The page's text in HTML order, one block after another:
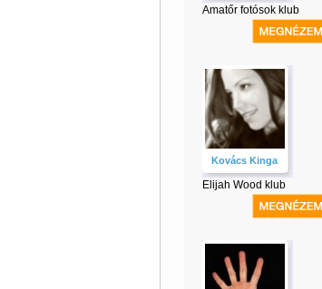
Amatőr fotósok klub
Kovács Kinga
Elijah Wood klub